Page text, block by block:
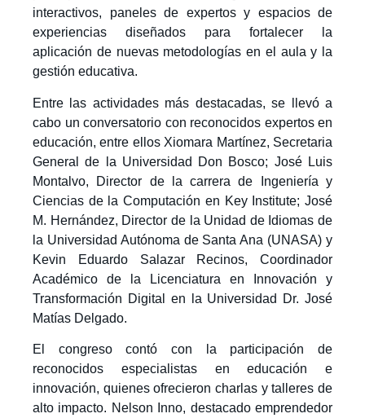
interactivos, paneles de expertos y espacios de
experiencias diseñados para fortalecer la
aplicación de nuevas metodologías en el aula y la
gestión educativa.
Entre las actividades más destacadas, se llevó a
cabo un conversatorio con reconocidos expertos en
educación, entre ellos Xiomara Martínez, Secretaria
General de la Universidad Don Bosco; José Luis
Montalvo, Director de la carrera de Ingeniería y
Ciencias de la Computación en Key Institute; José
M. Hernández, Director de la Unidad de Idiomas de
la Universidad Autónoma de Santa Ana (UNASA) y
Kevin Eduardo Salazar Recinos, Coordinador
Académico de la Licenciatura en Innovación y
Transformación Digital en la Universidad Dr. José
Matías Delgado.
El congreso contó con la participación de
reconocidos especialistas en educación e
innovación, quienes ofrecieron charlas y talleres de
alto impacto. Nelson Inno, destacado emprendedor